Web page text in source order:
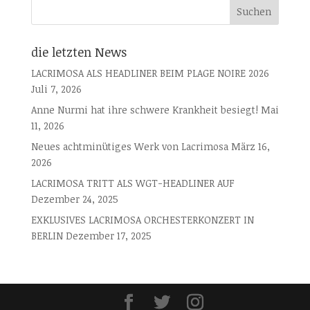
die letzten News
LACRIMOSA ALS HEADLINER BEIM PLAGE NOIRE 2026
Juli 7, 2026
Anne Nurmi hat ihre schwere Krankheit besiegt! Mai
11, 2026
Neues achtminütiges Werk von Lacrimosa März 16,
2026
LACRIMOSA TRITT ALS WGT-HEADLINER AUF
Dezember 24, 2025
EXKLUSIVES LACRIMOSA ORCHESTERKONZERT IN
BERLIN Dezember 17, 2025